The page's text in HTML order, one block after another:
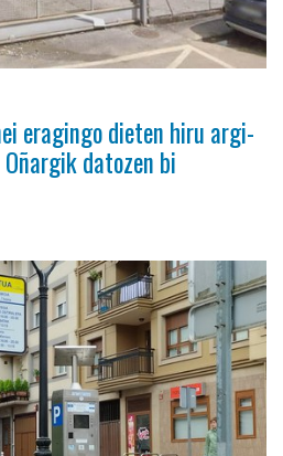
eragingo dieten hiru argi-
datozen bi